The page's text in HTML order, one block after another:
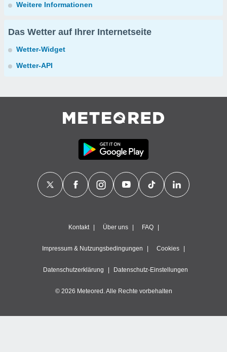
Weitere Informationen
Das Wetter auf Ihrer Internetseite
Wetter-Widget
Wetter-API
Kontakt Über uns FAQ
Impressum & Nutzungsbedingungen Cookies
Datenschutzerklärung Datenschutz-Einstellungen
© 2026 Meteored. Alle Rechte vorbehalten